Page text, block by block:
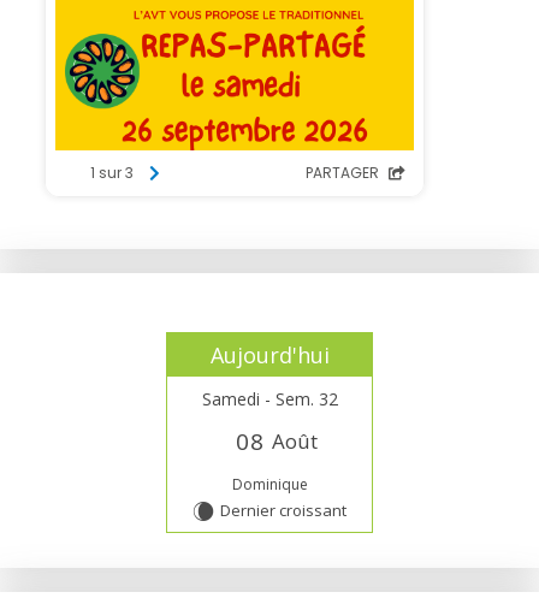
Aujourd'hui
Samedi - Sem. 32
08 Août
Dominique
W Dernier croissant